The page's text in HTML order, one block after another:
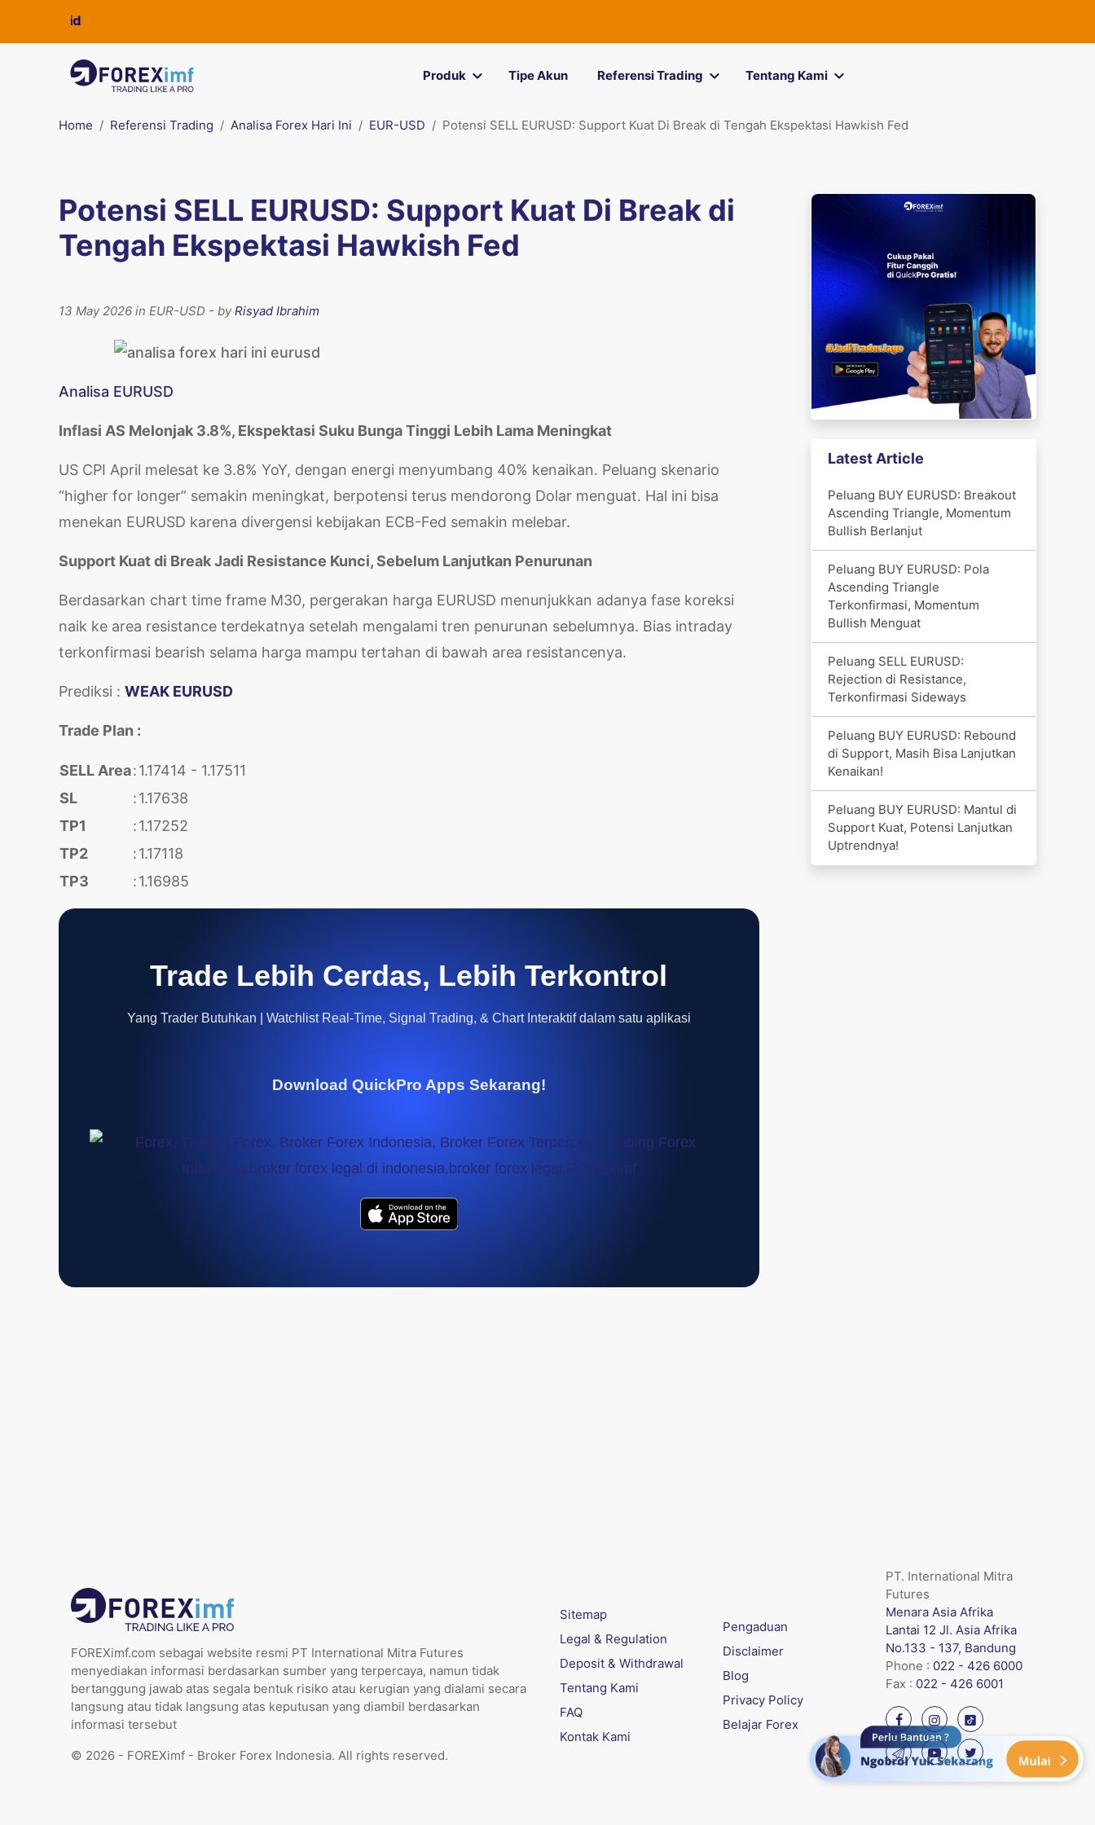
Produk Tipe Akun Referensi Trading Tentang Kami
Home Referensi Trading Analisa Forex Hari Ini EUR-USD Potensi SELL EURUSD: Support Kuat Di Break di Tengah Ekspektasi Hawkish Fed
Potensi SELL EURUSD: Support Kuat Di Break di
Tengah Ekspektasi Hawkish Fed
13 May 2026 in EUR-USD - byRisyad Ibrahim
Analisa EURUSD
Inflasi AS Melonjak 3.8%, Ekspektasi Suku Bunga Tinggi Lebih Lama Meningkat
US CPI April melesat ke 3.8% YoY, dengan energi menyumbang 40% kenaikan. Peluang skenario
“higher for longer” semakin meningkat, berpotensi terus mendorong Dolar menguat. Hal ini bisa
menekan EURUSD karena divergensi kebijakan ECB-Fed semakin melebar.
Support Kuat di Break Jadi Resistance Kunci, Sebelum Lanjutkan Penurunan
Berdasarkan chart time frame M30, pergerakan harga EURUSD menunjukkan adanya fase koreksi
naik ke area resistance terdekatnya setelah mengalami tren penurunan sebelumnya. Bias intraday
terkonfirmasi bearish selama harga mampu tertahan di bawah area resistancenya.
Prediksi : WEAK EURUSD
Trade Plan :
SELL Area:1.17414 - 1.17511
SL
:1.17638
TP1
:1.17252
TP2
:1.17118
TP3
:1.16985
Trade Lebih Cerdas, Lebih Terkontrol
Yang Trader Butuhkan | Watchlist Real-Time, Signal Trading, & Chart Interaktif dalam satu aplikasi
Download QuickPro Apps Sekarang!
Latest Article
Peluang BUY EURUSD: Breakout
Ascending Triangle, Momentum
Bullish Berlanjut
Peluang BUY EURUSD: Pola
Ascending Triangle
Terkonfirmasi, Momentum
Bullish Menguat
Peluang SELL EURUSD:
Rejection di Resistance,
Terkonfirmasi Sideways
Peluang BUY EURUSD: Rebound
di Support, Masih Bisa Lanjutkan
Kenaikan!
Peluang BUY EURUSD: Mantul di
Support Kuat, Potensi Lanjutkan
Uptrendnya!
FOREXimf.com sebagai website resmi PT International Mitra Futures
menyediakan informasi berdasarkan sumber yang terpercaya, namun tidak
bertanggung jawab atas segala bentuk risiko atau kerugian yang dialami secara
langsung atau tidak langsung atas keputusan yang diambil berdasarkan
informasi tersebut
© 2026 - FOREXimf - Broker Forex Indonesia. All rights reserved.
Sitemap
Legal & Regulation
Deposit & Withdrawal
Tentang Kami
FAQ
Kontak Kami
Pengaduan
Disclaimer
Blog
Privacy Policy
Belajar Forex
PT. International Mitra
Futures
Menara Asia Afrika
Lantai 12 Jl. Asia Afrika
No.133 - 137, Bandung
Phone : 022 - 426 6000
Fax : 022 - 426 6001